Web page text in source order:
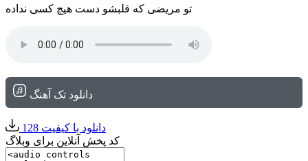
تو مریضی که قلبشو دست هیچ کسی نداده
دانلود تک آهنگ
دانلود با کیفیت 128
کد پخش آنلاین برای وبلاگ